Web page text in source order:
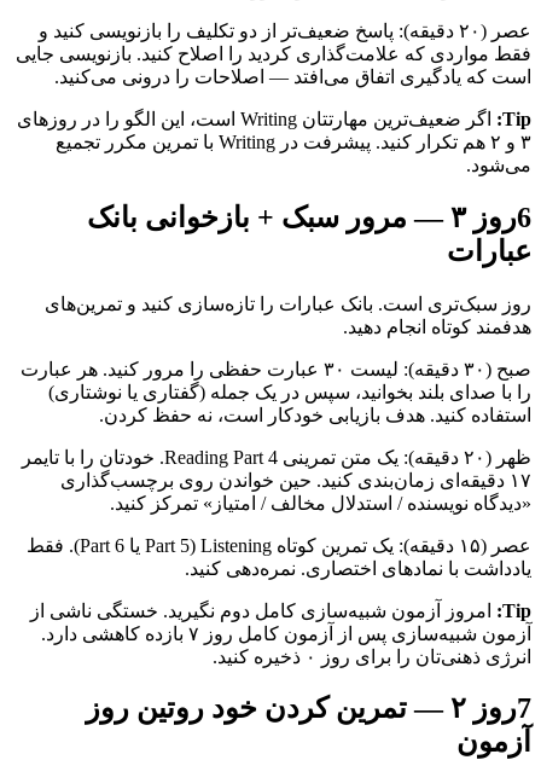
عصر (۲۰ دقیقه): پاسخ ضعیف‌تر از دو تکلیف را بازنویسی کنید و
فقط مواردی که علامت‌گذاری کردید را اصلاح کنید. بازنویسی جایی
است که یادگیری اتفاق می‌افتد — اصلاحات را درونی می‌کنید.
Tip:
اگر ضعیف‌ترین مهارتتان Writing است، این الگو را در روزهای
۳ و ۲ هم تکرار کنید. پیشرفت در Writing با تمرین مکرر تجمیع
می‌شود.
6
روز ۳ — مرور سبک + بازخوانی بانک
عبارات
روز سبک‌تری است. بانک عبارات را تازه‌سازی کنید و تمرین‌های
هدفمند کوتاه انجام دهید.
صبح (۳۰ دقیقه): لیست ۳۰ عبارت حفظی را مرور کنید. هر عبارت
را با صدای بلند بخوانید، سپس در یک جمله (گفتاری یا نوشتاری)
استفاده کنید. هدف بازیابی خودکار است، نه حفظ کردن.
ظهر (۲۰ دقیقه): یک متن تمرینی Reading Part 4. خودتان را با تایمر
۱۷ دقیقه‌ای زمان‌بندی کنید. حین خواندن روی برچسب‌گذاری
«دیدگاه نویسنده / استدلال مخالف / امتیاز» تمرکز کنید.
عصر (۱۵ دقیقه): یک تمرین کوتاه Listening (Part 5 یا Part 6). فقط
یادداشت با نمادهای اختصاری. نمره‌دهی کنید.
Tip:
امروز آزمون شبیه‌سازی کامل دوم نگیرید. خستگی ناشی از
آزمون شبیه‌سازی پس از آزمون کامل روز ۷ بازده کاهشی دارد.
انرژی ذهنی‌تان را برای روز ۰ ذخیره کنید.
7
روز ۲ — تمرین کردن خود روتین روز
آزمون